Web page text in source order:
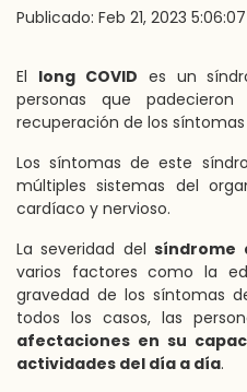
Publicado: Feb 21, 2023
El long COVID es un
personas que padecieron
recuperación de los
Los síntomas de este
múltiples sistemas del
cardíaco y nervioso.
La severidad delsíndrome
varios factores como la
gravedad de los síntomas
todos los casos, las
afectaciones en su
actividades del día a día.